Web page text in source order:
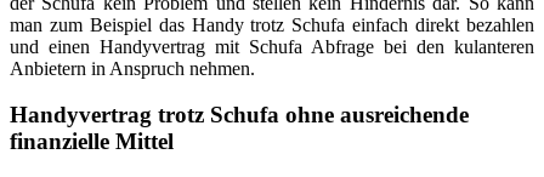
man zum Beispiel das Handy trotz Schufa einfach direkt bezahlen
und einen Handyvertrag mit Schufa Abfrage bei den kulanteren
Anbietern in Anspruch nehmen.
Handyvertrag trotz Schufa ohne ausreichende
finanzielle Mittel